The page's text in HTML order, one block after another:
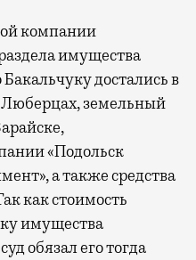
компании
имущества
Бакальчукудостались в
Люберцах, земельный
«Подольск
а также средства
как стоимость
имущества
обязал его тогда